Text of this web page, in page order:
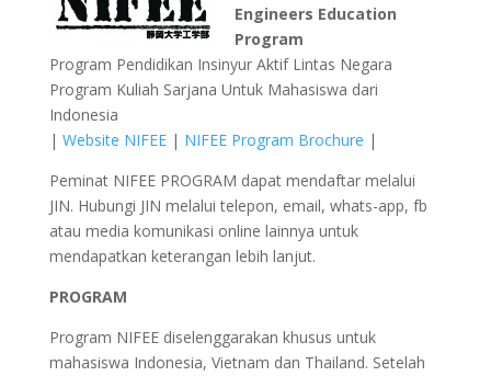
Engineers Education
Program
Program Pendidikan Insinyur Aktif Lintas Negara
Program Kuliah Sarjana Untuk Mahasiswa dari
Indonesia
| Website NIFEE| NIFEE Program Brochure |
Peminat NIFEE PROGRAM dapat mendaftar melalui
JIN. Hubungi JIN melalui telepon, email, whats-app, fb
atau media komunikasi online lainnya untuk
mendapatkan keterangan lebih lanjut.
PROGRAM
Program NIFEE diselenggarakan khusus untuk
mahasiswa Indonesia, Vietnam dan Thailand. Setelah